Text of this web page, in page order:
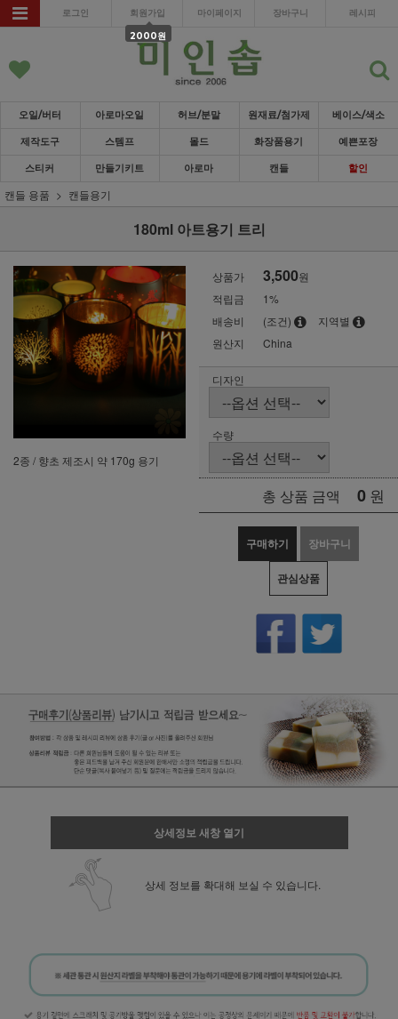
로그인
회원가입
2000원
마이페이지 장바구니 레시피
오일/버터 아로마오일 허브/분말 원재료/첨가제 베이스/색소
제작도구 스템프 몰드 화장품용기 예쁜포장
스티커 만들기키트 아로마 캔들 할인
캔들 용품 캔들용기
180ml 아트용기 트리
2종 / 향초 제조시 약 170g 용기
상품가 3,500원
적립금
1%
배송비
(조건)
지역별
원산지
China
디자인
수량
총 상품 금액 0 원
구매하기 장바구니
관심상품
상세정보 새창 열기
상세 정보를 확대해 보실 수 있습니다.